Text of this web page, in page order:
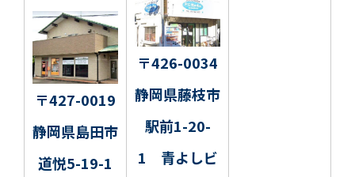
〒427-0019
静岡県島田市
道悦5-19-1
〒426-0034
静岡県藤枝市
駅前1-20-
1 青よしビ